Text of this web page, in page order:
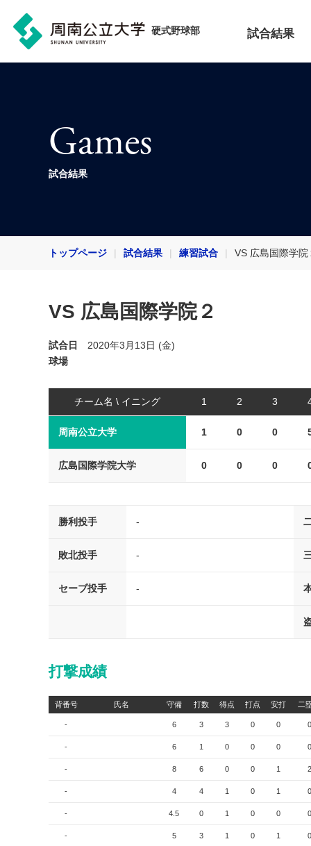
硬式野球部 試合結果
Games
試合結果
トップページ 試合結果 練習試合 VS 広島国際学院
VS 広島国際学院２
試合日
2020年3月13日 (金)
球場
チーム名 \ イニング 1 2 3
周南公立大学 1 0 0
広島国際学院大学 0 0 0
勝利投手 -
敗北投手 -
セーブ投手 -
打撃成績
背番号 氏名 守備 打数 得点 打点 安打 二
- 6 3 3 0 0 0
- 6 1 0 0 0 0
- 8 6 0 0 1 2
- 4 4 1 0 1 0
- 4.5 0 1 0 0 0
- 5 3 1 0 1 0